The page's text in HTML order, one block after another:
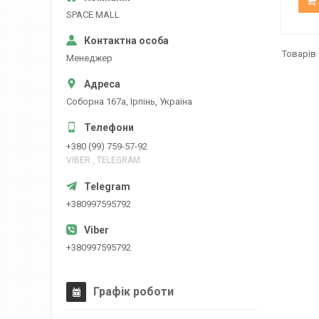
SPACE MALL
Менеджер
Соборна 167а, Ірпінь, Україна
+380 (99) 759-57-92
VIBER , TELEGRAM
+380997595792
+380997595792
Графік роботи